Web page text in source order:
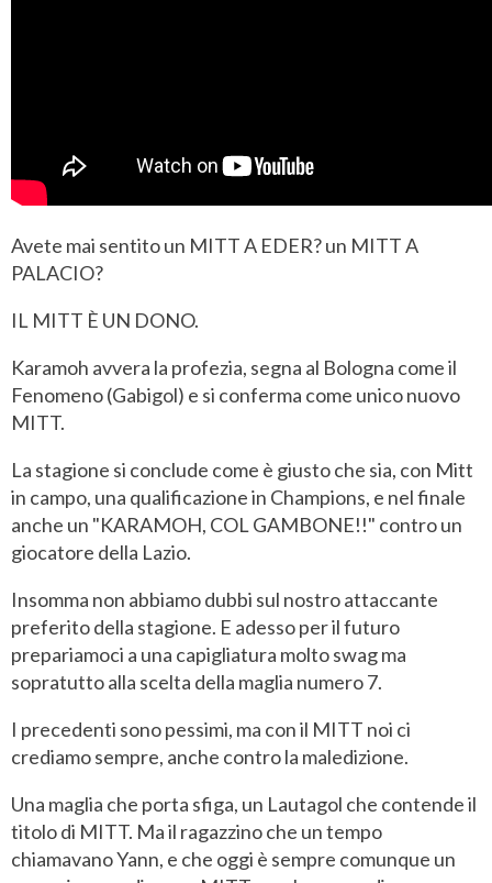
Avete mai sentito un MITT A EDER? un MITT A
PALACIO?
IL MITT È UN DONO.
Karamoh avvera la profezia, segna al Bologna come il
Fenomeno (Gabigol) e si conferma come unico nuovo
MITT.
La stagione si conclude come è giusto che sia, con Mitt
in campo, una qualificazione in Champions, e nel finale
anche un "KARAMOH, COL GAMBONE!!" contro un
giocatore della Lazio.
Insomma non abbiamo dubbi sul nostro attaccante
preferito della stagione. E adesso per il futuro
prepariamoci a una capigliatura molto swag ma
sopratutto alla scelta della maglia numero 7.
I precedenti sono pessimi, ma con il MITT noi ci
crediamo sempre, anche contro la maledizione.
Una maglia che porta sfiga, un Lautagol che contende il
titolo di MITT. Ma il ragazzino che un tempo
chiamavano Yann, e che oggi è sempre comunque un